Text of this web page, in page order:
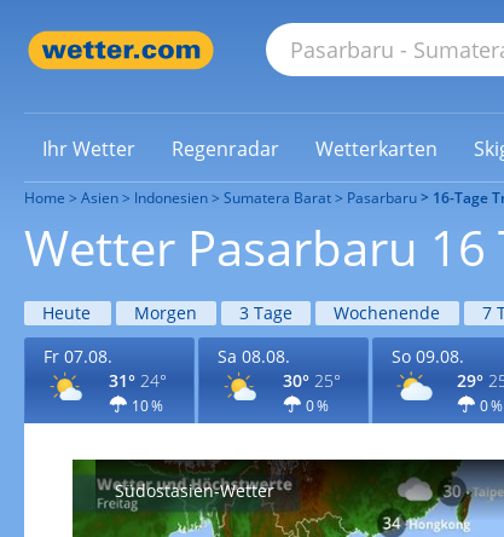
Ihr Wetter Regenradar Wetterkarten
Home Asien Indonesien Sumatera Barat Pasarbaru 16-Tage
Wetter Pasarbaru 16
Heute Morgen 3 Tage Wochenende 7
Fr 07.08.
31° 24°
10 %
Sa 08.08.
30° 25°
0 %
So 09.08.
29°
0 %
Südostasien-Wetter